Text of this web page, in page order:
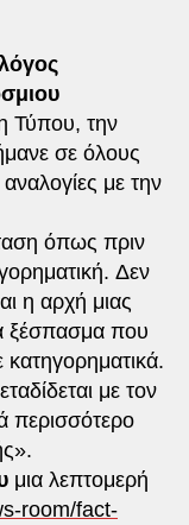
Τύπου, την
σε όλους
με την
όπως πριν
Δεν
η αρχή μιας
ξέσπασμα που
με τον
περισσότερο
μια λεπτομερή
room/fact-